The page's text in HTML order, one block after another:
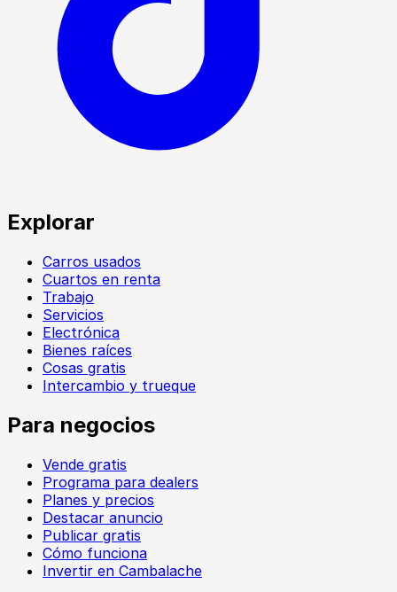
Explorar
Carros usados
Cuartos en renta
Trabajo
Servicios
Electrónica
Bienes raíces
Cosas gratis
Intercambio y trueque
Para negocios
Vende gratis
Programa para dealers
Planes y precios
Destacar anuncio
Publicar gratis
Cómo funciona
Invertir en Cambalache